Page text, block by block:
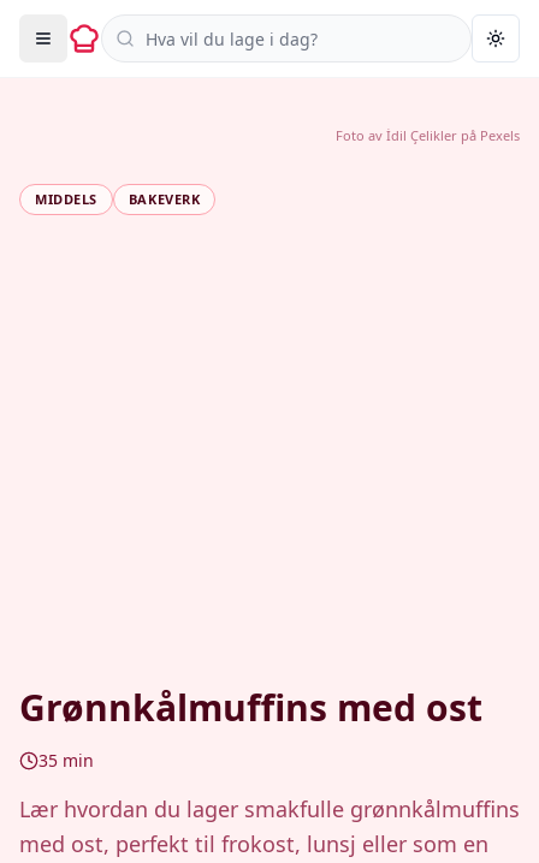
Søk i oppskrifter
MIDDELS BAKEVERK
Grønnkålmuffins med ost
35 min
Lær hvordan du lager smakfulle grønnkålmuffins
med ost, perfekt til frokost, lunsj eller som en
Foto av İdil Çelikler på Pexels